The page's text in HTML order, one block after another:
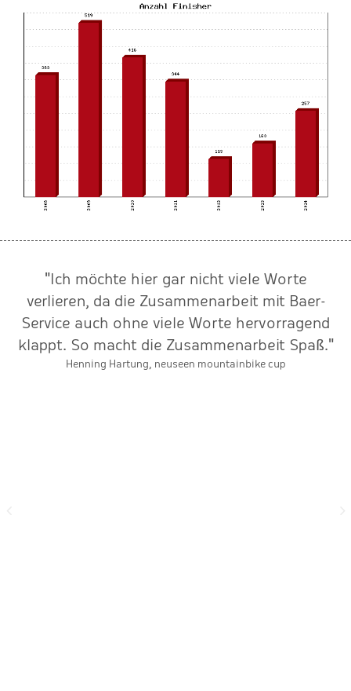
"Ich möchte hier gar nicht viele Worte
verlieren, da die Zusammenarbeit mit Baer-
Service auch ohne viele Worte hervorragend
klappt. So macht die Zusammenarbeit Spaß."
Henning Hartung, neuseen mountainbike cup